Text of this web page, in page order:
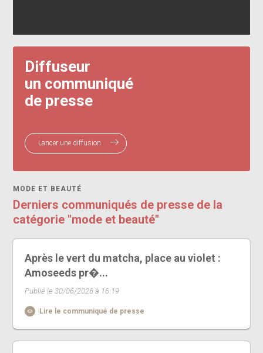
Diffuseur
un communiqué
de presse
Lancer une diffusion
MODE ET BEAUTÉ
Derniers communiqués de presse de la
catégorie "mode et beauté"
Après le vert du matcha, place au violet :
Amoseeds pr�...
Publié le 30/06/2026 à 16:19
Lire le communiqué de presse